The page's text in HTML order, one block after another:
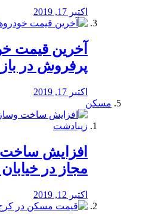
اکتبر 17, 2019
آخرین قیمت
پرفروش در
اکتبر 17, 2019
مسکن
افزایش ساخت
مجاز در
اکتبر 12, 2019